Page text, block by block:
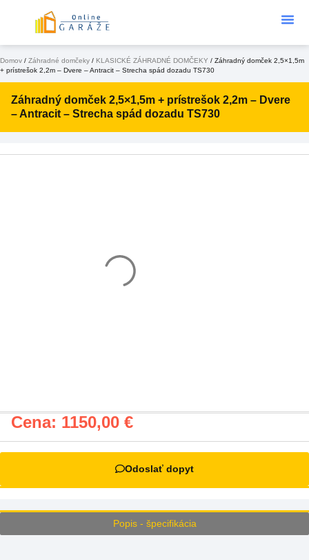
Domov / Záhradné domčeky / KLASICKÉ ZÁHRADNÉ DOMČEKY / Záhradný domček 2,5×1,5m
+ prístrešok 2,2m – Dvere – Antracit – Strecha spád dozadu TS730
Záhradný domček 2,5×1,5m + prístrešok 2,2m – Dvere
– Antracit – Strecha spád dozadu TS730
Cena: 1150,00 €
Odoslať dopyt
Popis - špecifikácia